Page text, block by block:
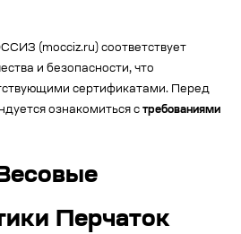
(mocciz.ru) соответствует
и безопасности, что
сертификатами. Перед
ознакомиться с требованиями
Перчаток